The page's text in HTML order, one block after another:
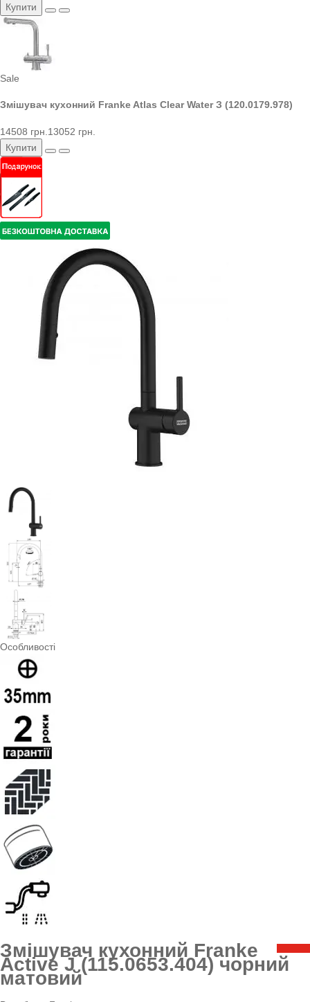
Купити
Sale
Змішувач кухонний Franke Atlas Clear Water З (120.0179.978)
14508 грн. 13052 грн.
Купити
Особливості
Змішувач кухонний Franke
Active J (115.0653.404) чорний
матовий